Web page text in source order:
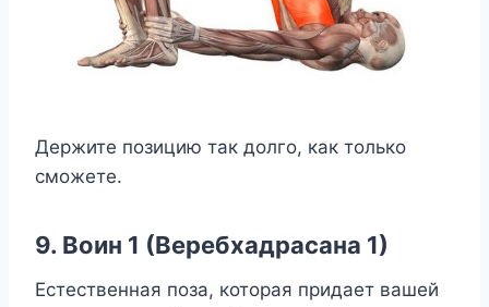
Держите позицию так долго, как только
сможете.
9. Воин 1 (Веребхадрасана 1)
Естественная поза, которая придает вашей